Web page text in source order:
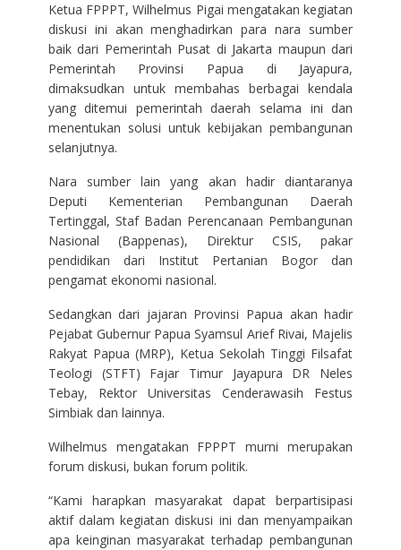
Ketua FPPPT, Wilhelmus Pigai mengatakan kegiatan
diskusi ini akan menghadirkan para nara sumber
baik dari Pemerintah Pusat di Jakarta maupun dari
Pemerintah Provinsi Papua di Jayapura,
dimaksudkan untuk membahas berbagai kendala
yang ditemui pemerintah daerah selama ini dan
menentukan solusi untuk kebijakan pembangunan
selanjutnya.
Nara sumber lain yang akan hadir diantaranya
Deputi Kementerian Pembangunan Daerah
Tertinggal, Staf Badan Perencanaan Pembangunan
Nasional (Bappenas), Direktur CSIS, pakar
pendidikan dari Institut Pertanian Bogor dan
pengamat ekonomi nasional.
Sedangkan dari jajaran Provinsi Papua akan hadir
Pejabat Gubernur Papua Syamsul Arief Rivai, Majelis
Rakyat Papua (MRP), Ketua Sekolah Tinggi Filsafat
Teologi (STFT) Fajar Timur Jayapura DR Neles
Tebay, Rektor Universitas Cenderawasih Festus
Simbiak dan lainnya.
Wilhelmus mengatakan FPPPT murni merupakan
forum diskusi, bukan forum politik.
“Kami harapkan masyarakat dapat berpartisipasi
aktif dalam kegiatan diskusi ini dan menyampaikan
apa keinginan masyarakat terhadap pembangunan